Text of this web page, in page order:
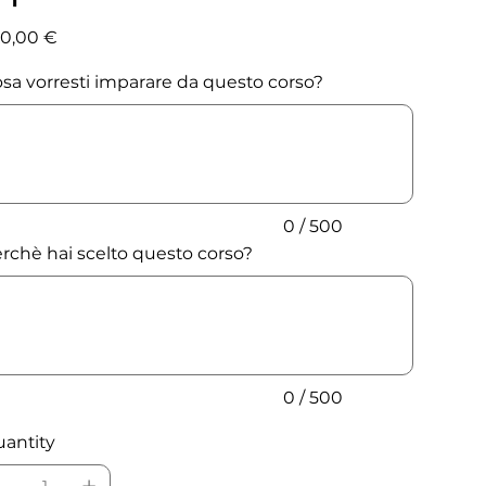
€
vorresti imparare da questo corso?
0 / 500
hai scelto questo corso?
0 / 500